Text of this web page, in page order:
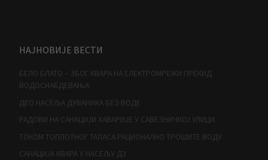
НАЈНОВИЈЕ ВЕСТИ
БЕЛО БЛАТО – ЗБОГ КВАРА НА ЕЛЕКТРОМРЕЖИ ПРЕКИД
ВОДОСНАБДЕВАЊА
ДЕО НАСЕЉА ДУВАНИКА БЕЗ ВОДЕ
РАДОВИ НА САНАЦИЈИ ХАВАРИЈЕ У САВЕЗНИЧКОЈ УЛИЦИ
ТОКОМ ТОПЛОТНОГ ТАЛАСА РАЦИОНАЛНО ТРОШИТЕ ВОДУ
САНАЦИЈА КВАРА У НАСЕЉУ Д3